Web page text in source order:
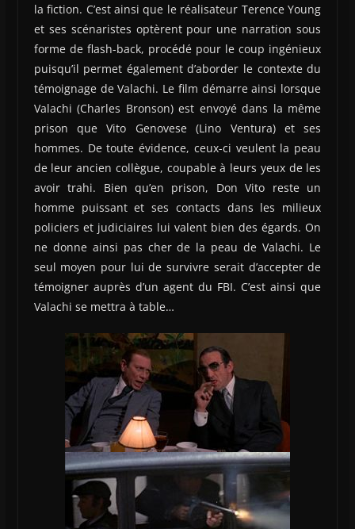
la fiction. C’est ainsi que le réalisateur Terence Young
et ses scénaristes optèrent pour une narration sous
forme de flash-back, procédé pour le coup ingénieux
puisqu’il permet également d’aborder le contexte du
témoignage de Valachi. Le film démarre ainsi lorsque
Valachi (Charles Bronson) est envoyé dans la même
prison que Vito Genovese (Lino Ventura) et ses
hommes. De toute évidence, ceux-ci veulent la peau
de leur ancien collègue, coupable à leurs yeux de les
avoir trahi. Bien qu’en prison, Don Vito reste un
homme puissant et ses contacts dans les milieux
policiers et judiciaires lui valent bien des égards. On
ne donne ainsi pas cher de la peau de Valachi. Le
seul moyen pour lui de survivre serait d’accepter de
témoigner auprès d’un agent du FBI. C’est ainsi que
Valachi se mettra à table…